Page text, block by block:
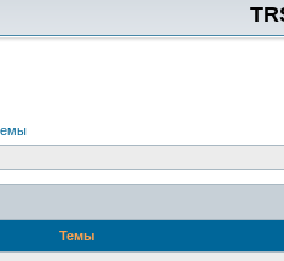
Темы